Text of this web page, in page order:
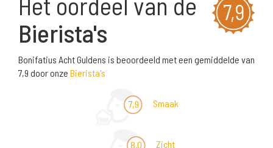
7,9
Bierista's
Bonifatius Acht Guldens is beoordeeld met een gemiddelde van
7,9 door onze Bierista's
7,9 Smaak
8,0 Zicht